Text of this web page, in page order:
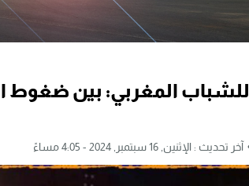
للشباب المغربي: بين ضغوط
آخر تحديث : الإثنين, 16 سبتمبر, 2024 - 4:05 مساءً